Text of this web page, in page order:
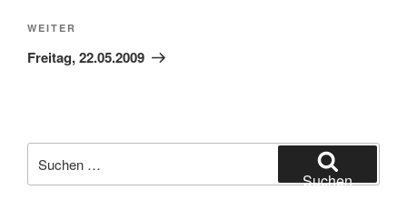
Nächster
Beitrag
WEITER
Freitag, 22.05.2009
nach:
Suchen